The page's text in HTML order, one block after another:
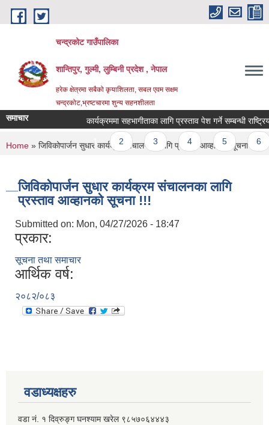
Skip to main content
चन्द्रकोट गाउँपालिका
शान्तिपुर, गुल्मी, लुम्बिनी प्रदेश , नेपाल
हरेक क्षेत्रमा सबैको कृयाशिलता, सबल एवम सक्षम
चन्द्रकोट,भ्रष्टचारमा शुन्य सहनशीलता
समाचार कार्यक्रममा सहभागीताका लागि प्रस्ताव पेश गर्ने सम्बन्धी
Pages
1 2 3 4 5 6
You are here
Home » जिविकोपार्जन सुधार कार्यक्रम संचालनका लागि प्रस्ताव आव्हानको सूचना !!!
जिविकोपार्जन सुधार कार्यक्रम संचालनका लागि
प्रस्ताव आव्हानको सूचना !!!
Submitted on: Mon, 04/27/2026 - 18:47
प्रकार:
सूचना तथा समाचार
आर्थिक वर्ष:
२०८२/०८३
वडाध्यक्षहरु
वडा नं. १ दिव्रुङ्ग घनश्याम खरेल ९८५७०६४४४३